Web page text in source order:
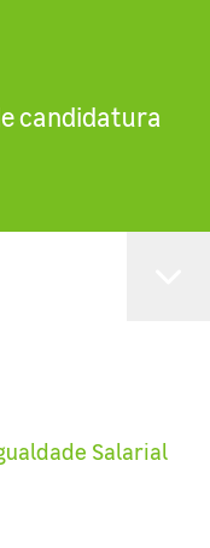
candidatura
Salarial